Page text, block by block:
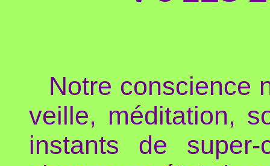
Notre conscience
veille, méditation,
instants de